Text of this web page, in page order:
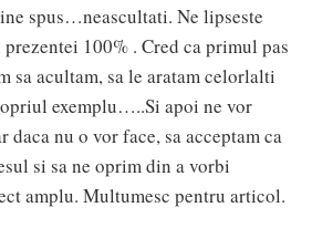
spus…neascultati. Ne lipseste
100% . Cred ca primul pas
sa acultam, sa le aratam celorlalti
exemplu…..Si apoi ne vor
daca nu o vor face, sa acceptam ca
si sa ne oprim din a vorbi
amplu. Multumesc pentru articol.